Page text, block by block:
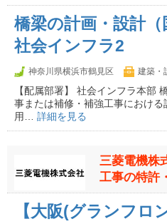
橋梁の計画・設計
社会インフラ2
神奈川県横浜市鶴見区 建築・
【配属部署】 社会インフラ本部
事または補修・補強工事におけ
用… 詳細を見る
三菱電機株
工事の特許
【大阪(グランフロ